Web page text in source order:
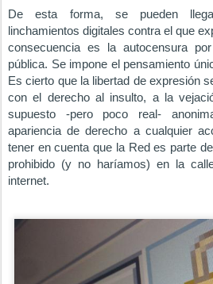
De esta forma, se pueden
linchamientos digitales contra el que
consecuencia es la autocensura
pública. Se impone el pensamiento
Es cierto que la libertad de expresión
con el derecho al insulto, a la
supuesto -pero poco real-
apariencia de derecho a cualquier
tener en cuenta que la Red es parte
prohibido (y no haríamos) en la
internet.